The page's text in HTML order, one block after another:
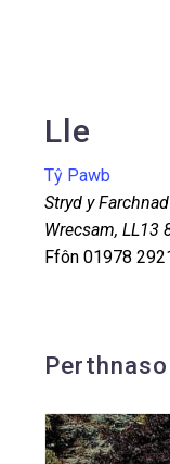
Lle
Tŷ Pawb
Stryd y Farchnad
Wrecsam, LL13
Ffôn 01978